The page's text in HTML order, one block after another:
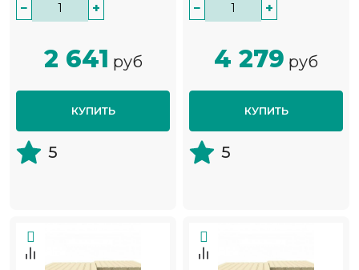
− +
2 641 руб
КУПИТЬ
5
− +
4 279 руб
КУПИТЬ
5